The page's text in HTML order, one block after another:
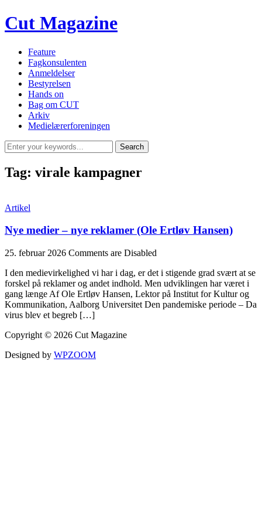
Cut Magazine
Feature
Fagkonsulenten
Anmeldelser
Bestyrelsen
Hands on
Bag om CUT
Arkiv
Medielærerforeningen
Tag: virale kampagner
Artikel
Nye medier – nye reklamer (Ole Ertløv Hansen)
25. februar 2026 Comments are Disabled
I den medievirkelighed vi har i dag, er det i stigende grad svært at se
forskel på reklamer og andet indhold. Men udviklingen har været i
gang længe Af Ole Ertløv Hansen, Lektor på Institut for Kultur og
Kommunikation, Aalborg Universitet Den pandemiske periode – Da
virus blev et begreb […]
Copyright © 2026 Cut Magazine
Designed by WPZOOM